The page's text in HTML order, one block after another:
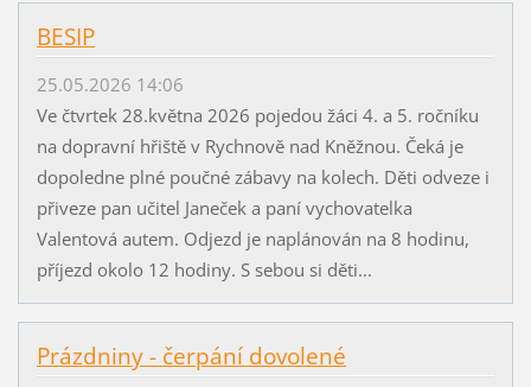
BESIP
25.05.2026 14:06
Ve čtvrtek 28.května 2026 pojedou žáci 4. a 5. ročníku
na dopravní hřiště v Rychnově nad Kněžnou. Čeká je
dopoledne plné poučné zábavy na kolech. Děti odveze i
přiveze pan učitel Janeček a paní vychovatelka
Valentová autem. Odjezd je naplánován na 8 hodinu,
příjezd okolo 12 hodiny. S sebou si děti...
Prázdniny - čerpání dovolené